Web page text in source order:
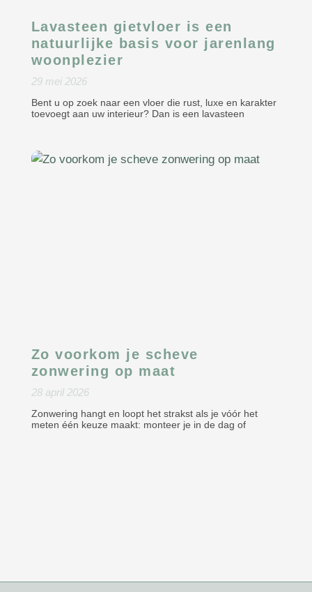
Lavasteen gietvloer is een
natuurlijke basis voor jarenlang
woonplezier
29 mei 2026
Bent u op zoek naar een vloer die rust, luxe en karakter
toevoegt aan uw interieur? Dan is een lavasteen
Zo voorkom je scheve
zonwering op maat
28 april 2026
Zonwering hangt en loopt het strakst als je vóór het
meten één keuze maakt: monteer je in de dag of